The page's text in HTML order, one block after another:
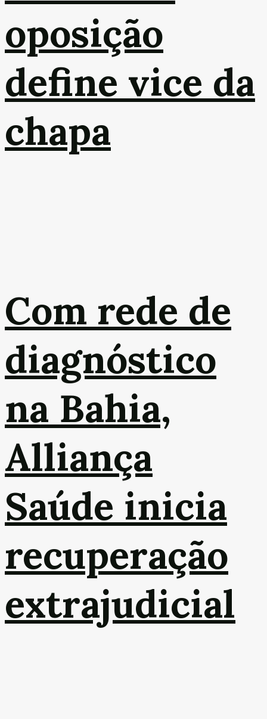
oposição
define vice da
chapa
Com rede de
diagnóstico
na Bahia,
Alliança
Saúde inicia
recuperação
extrajudicial